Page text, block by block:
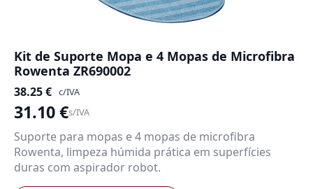
Kit de Suporte Mopa e 4 Mopas de Microfibra
Rowenta ZR690002
38.25€ c/IVA
31.10€s/IVA
Suporte para mopas e 4 mopas de microfibra
Rowenta, limpeza húmida prática em superfícies
duras com aspirador robot.